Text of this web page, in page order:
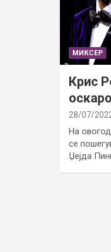
МИКСЕР
Крис
28/07/
На
се
Џејда